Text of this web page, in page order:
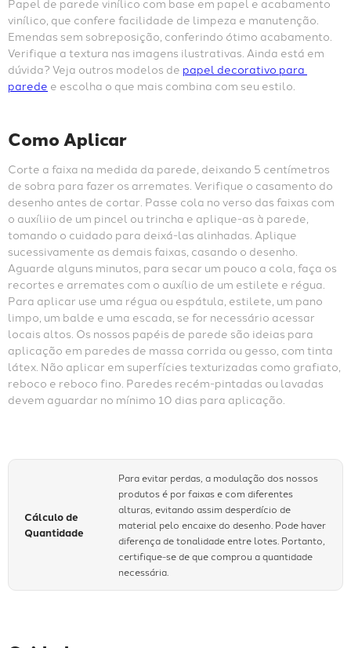
papéis de parede VINÍLICOS possuem uma camada de PVC,
que proporciona maior resistência, podendo ser limpos com
pano ou esponja úmida com sabão ou detergente neutro. A
bobinex Uau! projetou este papel para você, que busca deixar
a parede moderna, elegante e aconchegante. Você receberá
um rolo contínuo de papel impresso com a estampa
Papel de parede vinílico com base em papel e acabamento
vinílico, que confere facilidade de limpeza e manutenção.
Emendas sem sobreposição, conferindo ótimo acabamento.
Verifique a textura nas imagens ilustrativas. Ainda está em
dúvida? Veja outros modelos de papel decorativo para
parede e escolha o que mais combina com seu estilo.
Como Aplicar
Corte a faixa na medida da parede, deixando 5 centímetros
de sobra para fazer os arremates. Verifique o casamento do
desenho antes de cortar. Passe cola no verso das faixas com
o auxíliio de um pincel ou trincha e aplique-as à parede,
tomando o cuidado para deixá-las alinhadas. Aplique
sucessivamente as demais faixas, casando o desenho.
limpo, um balde e uma escada, se for necessário acessar
locais altos. Os nossos papéis de parede são ideias para
aplicação em paredes de massa corrida ou gesso, com tinta
látex. Não aplicar em superfícies texturizadas como grafiato,
reboco e reboco fino. Paredes recém-pintadas ou lavadas
devem aguardar no mínimo 10 dias para aplicação.